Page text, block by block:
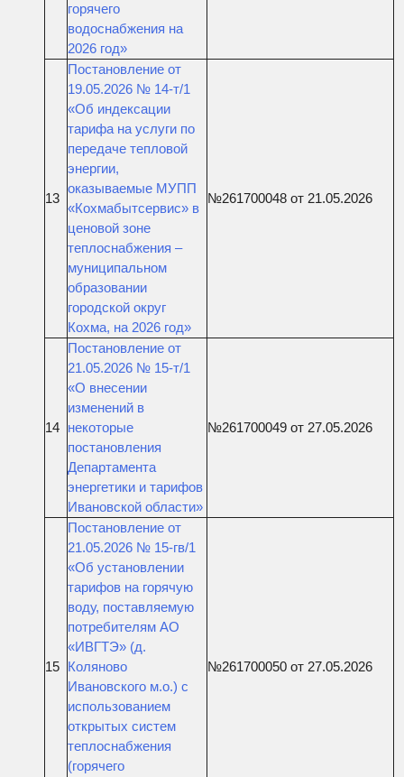
горячего
водоснабжения на
2026 год»
13
Постановление от
19.05.2026 № 14-т/1
«Об индексации
тарифа на услуги по
передаче тепловой
энергии,
оказываемые МУПП
«Кохмабытсервис» в
ценовой зоне
теплоснабжения –
муниципальном
образовании
городской округ
Кохма, на 2026 год»
№261700048 от 21.05.2026
14
Постановление от
21.05.2026 № 15-т/1
«О внесении
изменений в
некоторые
постановления
Департамента
энергетики и тарифов
Ивановской области»
№261700049 от 27.05.2026
15
Постановление от
21.05.2026 № 15-гв/1
«Об установлении
тарифов на горячую
воду, поставляемую
потребителям АО
«ИВГТЭ» (д.
Коляново
Ивановского м.о.) с
использованием
открытых систем
теплоснабжения
(горячего
№261700050 от 27.05.2026